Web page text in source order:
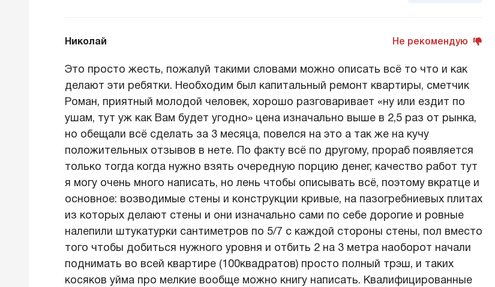
Николай Не рекомендую
Это просто жесть, пожалуй такими словами можно описать всё то что и как
делают эти ребятки. Необходим был капитальный ремонт квартиры, сметчик
Роман, приятный молодой человек, хорошо разговаривает «ну или ездит по
ушам, тут уж как Вам будет угодно» цена изначально выше в 2,5 раз от рынка,
но обещали всё сделать за 3 месяца, повелся на это а так же на кучу
положительных отзывов в нете. По факту всё по другому, прораб появляется
только тогда когда нужно взять очередную порцию денег, качество работ тут
я могу очень много написать, но лень чтобы описывать всё, поэтому вкратце и
основное: возводимые стены и конструкции кривые, на пазогребниевых плитах
из которых делают стены и они изначально сами по себе дорогие и ровные
налепили штукатурки сантиметров по 5/7 с каждой стороны стены, пол вместо
того чтобы добиться нужного уровня и отбить 2 на 3 метра наоборот начали
поднимать во всей квартире (100квадратов) просто полный трэш, и таких
косяков уйма про мелкие вообще можно книгу написать. Квалифицированные